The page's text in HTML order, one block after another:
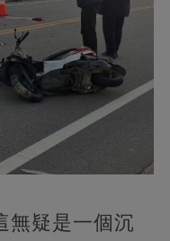
無疑是一個沉